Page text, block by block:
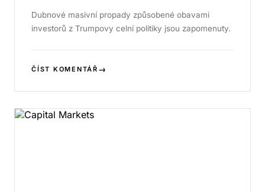
Dubnové masivní propady způsobené obavami
investorů z Trumpovy celní politiky jsou zapomenuty.
ČÍST KOMENTÁŘ →